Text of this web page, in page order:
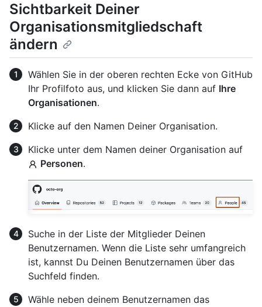
Sichtbarkeit Deiner
Organisationsmitgliedschaft
ändern
Wählen Sie in der oberen rechten Ecke von GitHub
Ihr Profilfoto aus, und klicken Sie dann auf Ihre
Organisationen.
Klicke auf den Namen Deiner Organisation.
Klicke unter dem Namen deiner Organisation auf
Personen.
Suche in der Liste der Mitglieder Deinen
Benutzernamen. Wenn die Liste sehr umfangreich
ist, kannst Du Deinen Benutzernamen über das
Suchfeld finden.
Wähle neben deinem Benutzernamen das